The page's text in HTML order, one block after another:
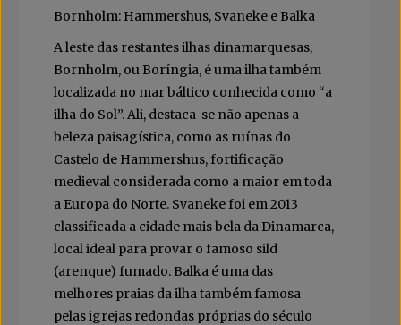
Bornholm: Hammershus, Svaneke e Balka
A leste das restantes ilhas dinamarquesas,
Bornholm, ou Boríngia, é uma ilha também
localizada no mar báltico conhecida como “a
ilha do Sol”. Ali, destaca-se não apenas a
beleza paisagística, como as ruínas do
Castelo de Hammershus, fortificação
medieval considerada como a maior em toda
a Europa do Norte. Svaneke foi em 2013
classificada a cidade mais bela da Dinamarca,
local ideal para provar o famoso sild
(arenque) fumado. Balka é uma das
melhores praias da ilha também famosa
pelas igrejas redondas próprias do século